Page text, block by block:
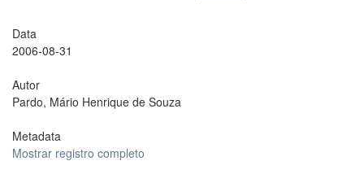
Data
2006-08-31
Autor
Pardo, Mário Henrique de Souza
Metadata
Mostrar registro completo